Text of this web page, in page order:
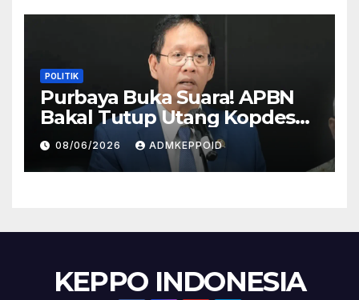
POLITIK
Purbaya Buka Suara! APBN
Bakal Tutup Utang Kopdes
Rp 240 Triliun, Cicilan Rp 40
Triliun per Tahun
08/06/2026 ADMKEPPOID
KEPPO INDONESIA